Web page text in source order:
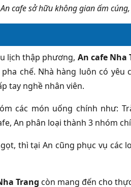
An cafe sở hữu không gian ấm
lịch thập phương, An cafe Nha
chế. Nhà hàng luôn có yêu
tay nghề nhân viên.
các món uống chính như:
An phân loại thành 3 nhóm
thì tại An cũng phục vụ các
Trang còn mang đến cho